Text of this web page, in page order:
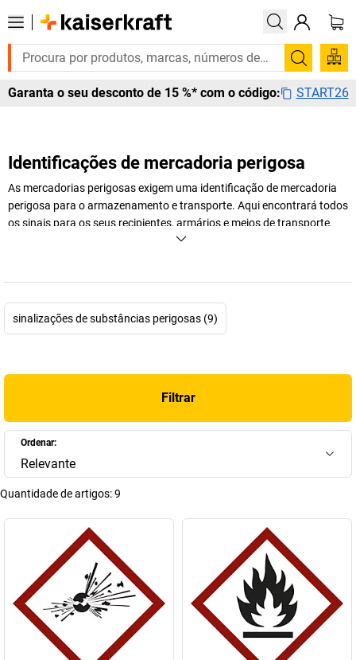
Garanta o seu desconto de 15 %* com o código: START26
Identificações de mercadoria perigosa
As mercadorias perigosas exigem uma identificação de mercadoria
perigosa para o armazenamento e transporte. Aqui encontrará todos
os sinais para os seus recipientes, armários e meios de transporte.
sinalizações de substâncias perigosas (9)
Filtrar
Ordenar:
Relevante
Quantidade de artigos:9